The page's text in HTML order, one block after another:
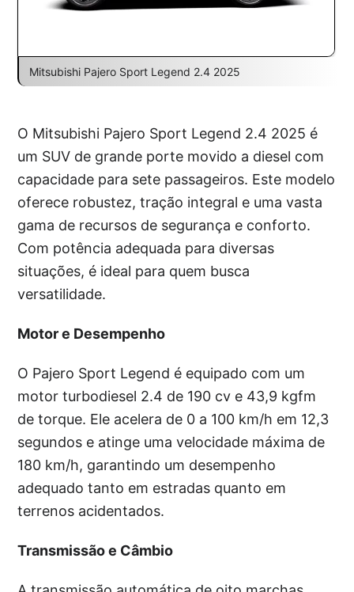
Mitsubishi Pajero Sport Legend 2.4 2025
O Mitsubishi Pajero Sport Legend 2.4 2025 é
um SUV de grande porte movido a diesel com
capacidade para sete passageiros. Este modelo
oferece robustez, tração integral e uma vasta
gama de recursos de segurança e conforto.
Com potência adequada para diversas
situações, é ideal para quem busca
versatilidade.
Motor e Desempenho
O Pajero Sport Legend é equipado com um
motor turbodiesel 2.4 de 190 cv e 43,9 kgfm
de torque. Ele acelera de 0 a 100 km/h em 12,3
segundos e atinge uma velocidade máxima de
180 km/h, garantindo um desempenho
adequado tanto em estradas quanto em
terrenos acidentados.
Transmissão e Câmbio